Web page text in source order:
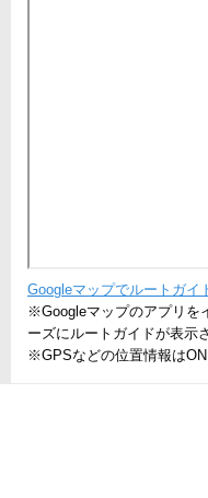
Googleマップでルートガイ
※Googleマップのアプリを
ーズにルートガイドが表示
※GPSなどの位置情報はON